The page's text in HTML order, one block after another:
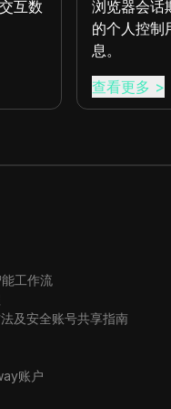
互数
浏览器会话
的个人控制
息。
查看更多 >
工作流
及安全账号共享指南
账户